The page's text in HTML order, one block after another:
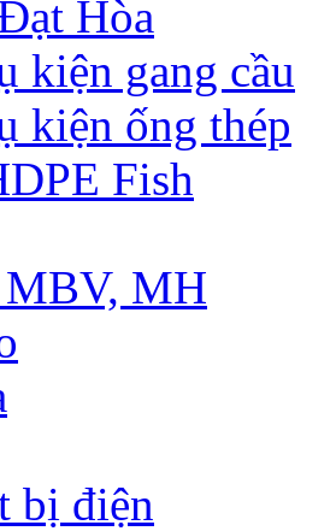
Hòa
kiện gang cầu
kiện ống thép
Fish
MH
bị điện